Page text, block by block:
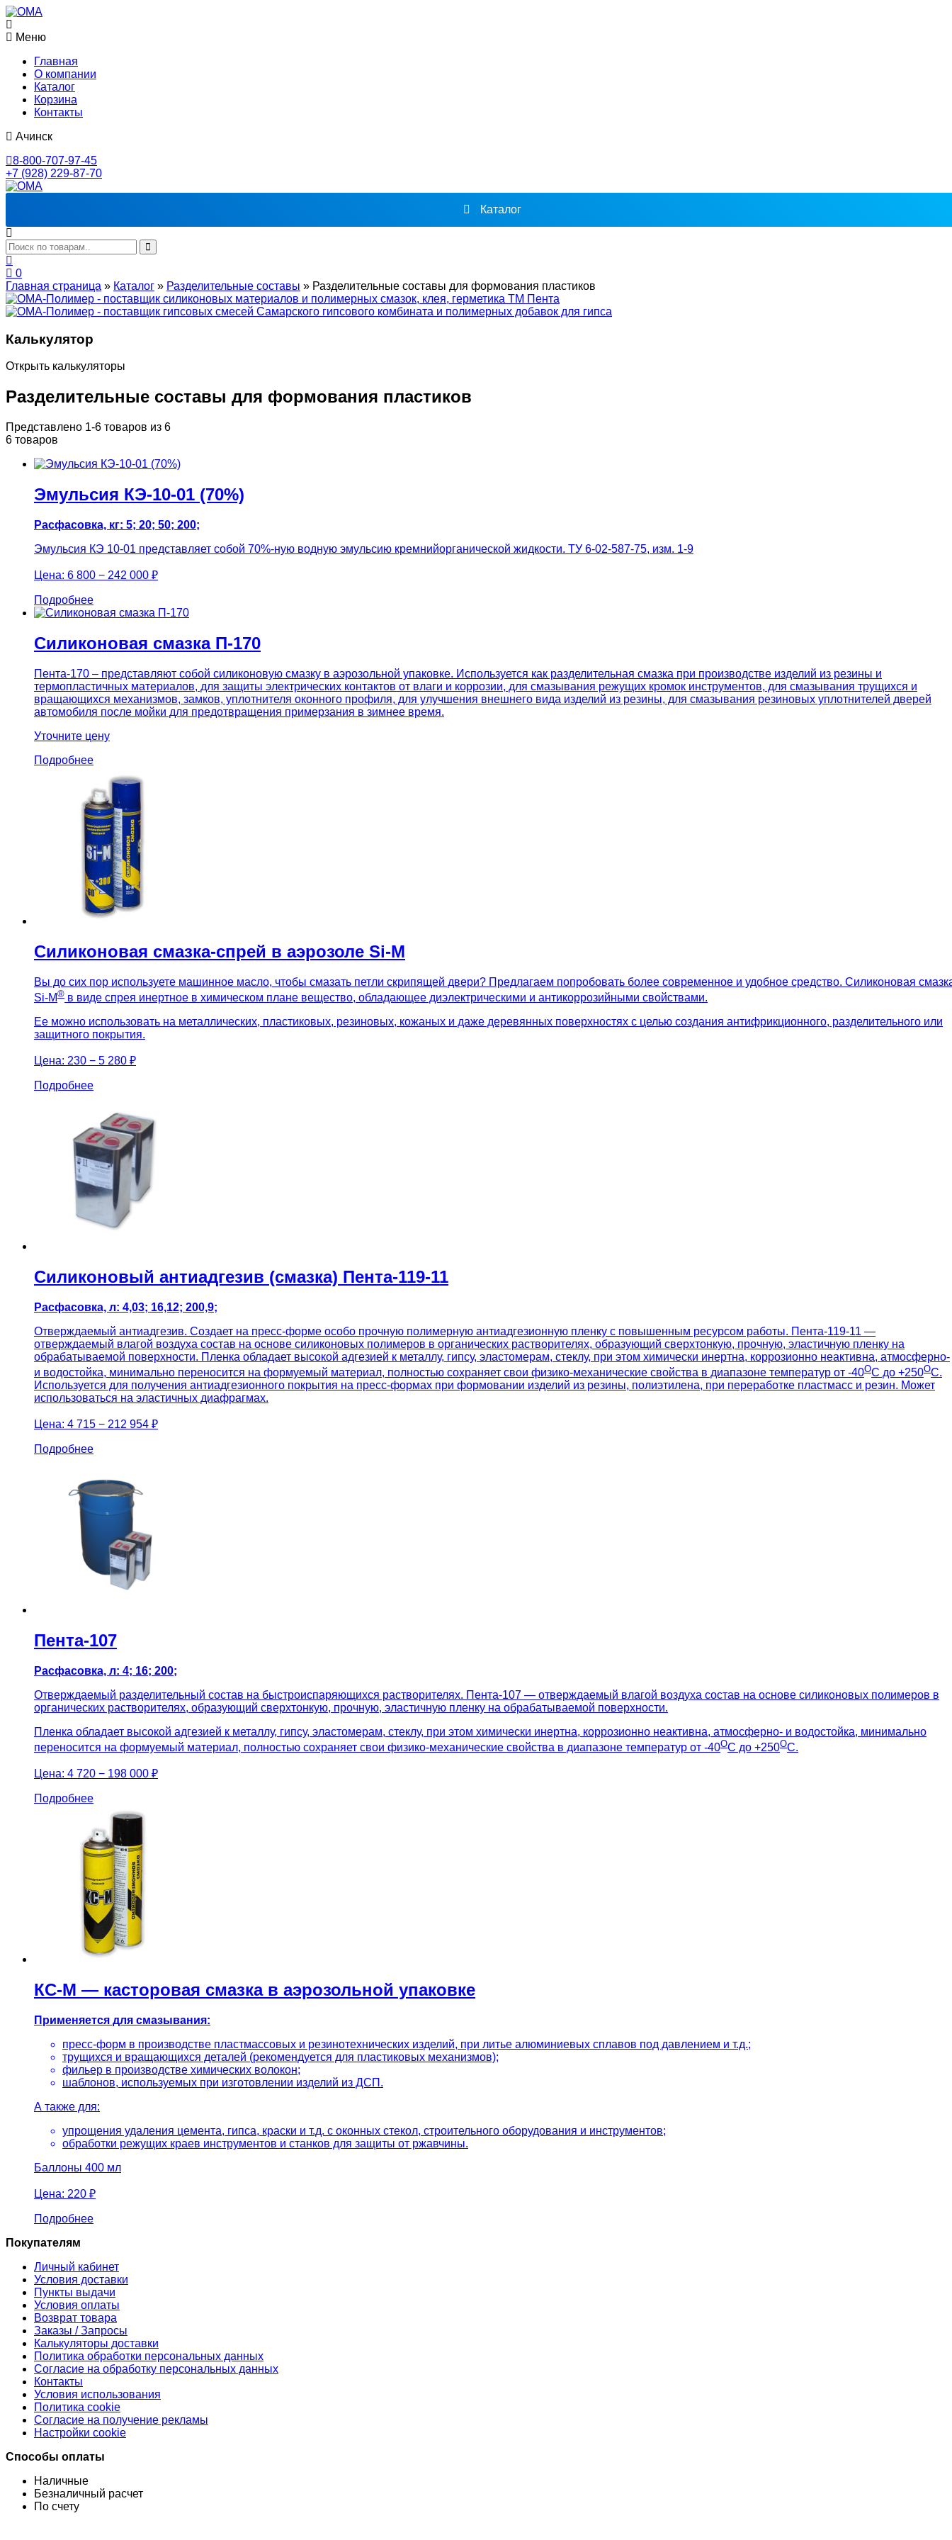
Меню
Главная
О компании
Каталог
Корзина
Контакты
Ачинск
8-800-707-97-45
+7 (928) 229-87-70
Каталог
0
Главная страница » Каталог » Разделительные составы » Разделительные составы для формования пластиков
Калькулятор
Открыть калькуляторы
Разделительные составы для формования пластиков
Представлено 1-6 товаров из 6
6 товаров
Эмульсия КЭ-10-01 (70%)
Расфасовка, кг: 5; 20; 50; 200;
Эмульсия КЭ 10-01 представляет собой 70%-ную водную эмульсию кремнийорганической жидкости. ТУ 6-02-587-75, изм. 1-9
Цена: 6 800 − 242 000 ₽
Подробнее
Силиконовая смазка П-170
Пента-170 – представляют собой силиконовую смазку в аэрозольной упаковке. Используется как разделительная смазка при производстве изделий из резины и
термопластичных материалов, для защиты электрических контактов от влаги и коррозии, для смазывания режущих кромок инструментов, для смазывания трущихся и
вращающихся механизмов, замков, уплотнителя оконного профиля, для улучшения внешнего вида изделий из резины, для смазывания резиновых уплотнителей дверей
автомобиля после мойки для предотвращения примерзания в зимнее время.
Уточните цену
Подробнее
Силиконовая смазка-спрей в аэрозоле Si-M
Вы до сих пор используете машинное масло, чтобы смазать петли скрипящей двери? Предлагаем попробовать более современное и удобное средство. Силиконовая
Si-M® в виде спрея инертное в химическом плане вещество, обладающее диэлектрическими и антикоррозийными свойствами.
Ее можно использовать на металлических, пластиковых, резиновых, кожаных и даже деревянных поверхностях с целью создания антифрикционного, разделительного или
защитного покрытия.
Цена: 230 − 5 280 ₽
Подробнее
Силиконовый антиадгезив (смазка) Пента-119-11
Расфасовка, л: 4,03; 16,12; 200,9;
Отверждаемый антиадгезив. Создает на пресс-форме особо прочную полимерную антиадгезионную пленку с повышенным ресурсом работы. Пента-119-11 —
отверждаемый влагой воздуха состав на основе силиконовых полимеров в органических растворителях, образующий сверхтонкую, прочную, эластичную пленку на
обрабатываемой поверхности. Пленка обладает высокой адгезией к металлу, гипсу, эластомерам, стеклу, при этом химически инертна, коррозионно неактивна, атмосферно-
и водостойка, минимально переносится на формуемый материал, полностью сохраняет свои физико-механические свойства в диапазоне температур от -40ОС до +250ОС.
Используется для получения антиадгезионного покрытия на пресс-формах при формовании изделий из резины, полиэтилена, при переработке пластмасс и резин. Может
использоваться на эластичных диафрагмах.
Цена: 4 715 − 212 954 ₽
Подробнее
Пента-107
Расфасовка, л: 4; 16; 200;
Отверждаемый разделительный состав на быстроиспаряющихся растворителях. Пента-107 — отверждаемый влагой воздуха состав на основе силиконовых полимеров в
органических растворителях, образующий сверхтонкую, прочную, эластичную пленку на обрабатываемой поверхности.
Пленка обладает высокой адгезией к металлу, гипсу, эластомерам, стеклу, при этом химически инертна, коррозионно неактивна, атмосферно- и водостойка, минимально
переносится на формуемый материал, полностью сохраняет свои физико-механические свойства в диапазоне температур от -40ОС до +250ОС.
Цена: 4 720 − 198 000 ₽
Подробнее
КС-М — касторовая смазка в аэрозольной упаковке
Применяется для смазывания:
пресс-форм в производстве пластмассовых и резинотехнических изделий, при литье алюминиевых сплавов под давлением и т.д.;
трущихся и вращающихся деталей (рекомендуется для пластиковых механизмов);
фильер в производстве химических волокон;
шаблонов, используемых при изготовлении изделий из ДСП.
А также для:
упрощения удаления цемента, гипса, краски и т.д. с оконных стекол, строительного оборудования и инструментов;
обработки режущих краев инструментов и станков для защиты от ржавчины.
Баллоны 400 мл
Цена: 220 ₽
Подробнее
Покупателям
Личный кабинет
Условия доставки
Пункты выдачи
Условия оплаты
Возврат товара
Заказы / Запросы
Калькуляторы доставки
Политика обработки персональных данных
Согласие на обработку персональных данных
Контакты
Условия использования
Политика cookie
Согласие на получение рекламы
Настройки cookie
Способы оплаты
Наличные
Безналичный расчет
По счету